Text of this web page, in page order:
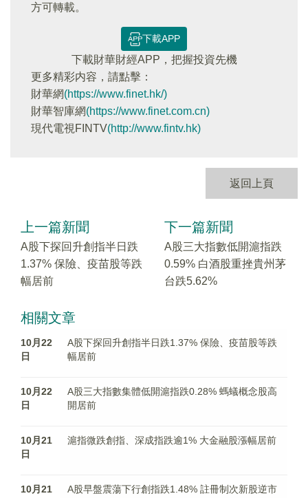
方可轉載。
下載APP
下載財華財經APP，把握投資先機
更多精彩内容，請點擊：
財華網(https://www.finet.hk/)
財華智庫網(https://www.finet.com.cn)
現代電視FINTV(http://www.fintv.hk)
返回上頁
上一篇新聞
A股下探回升創指半日跌
1.37% 保險、疫苗股等跌
幅居前
下一篇新聞
A股三大指數低開滬指跌
0.59% 白酒股重挫貴州茅
台跌5.62%
相關文章
10月22
日
A股下探回升創指半日跌1.37% 保險、疫苗股等跌
幅居前
10月22
日
A股三大指數集體低開滬指跌0.28% 螞蟻概念股高
開居前
10月21
日
滬指微跌創指、深成指跌逾1% 大金融股漲幅居前
10月21
A股早盤震蕩下行創指跌1.48% 註冊制次新股逆市